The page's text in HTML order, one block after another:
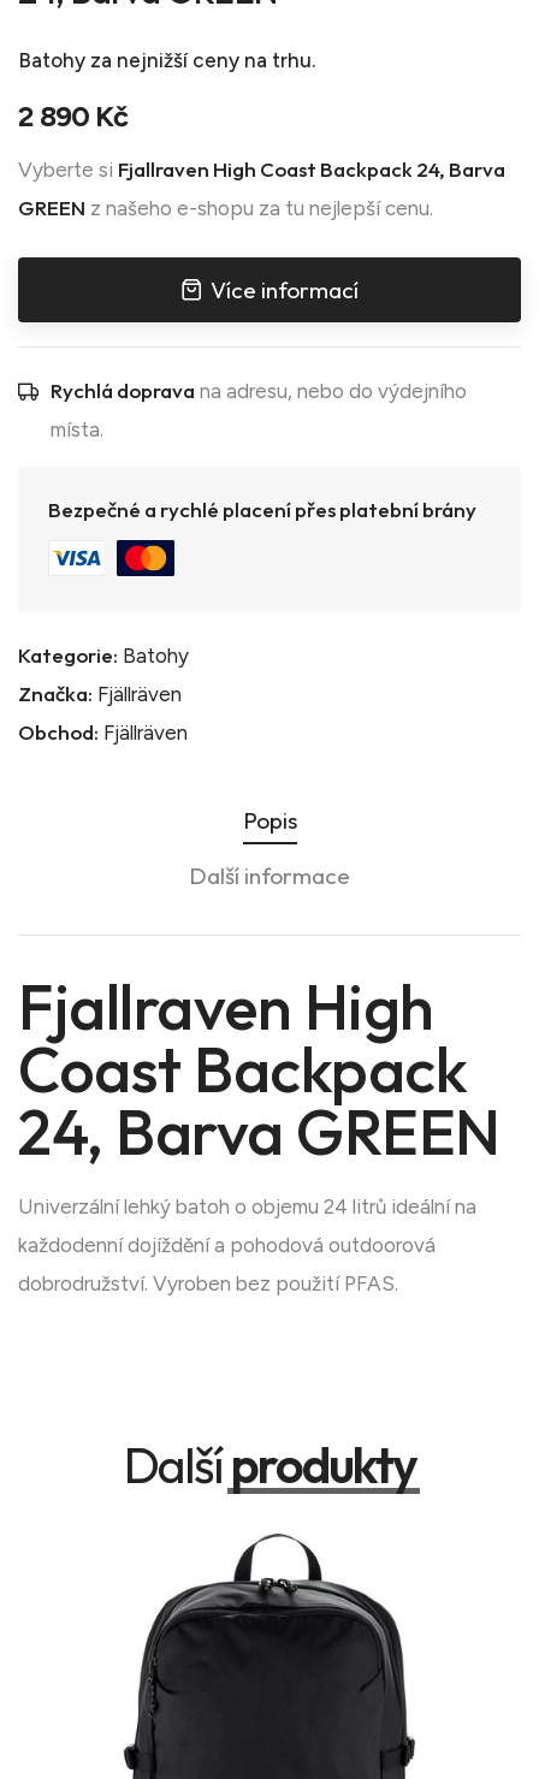
Batohy za nejnižší ceny na trhu.
2 890 Kč
Vyberte si Fjallraven High Coast Backpack 24, Barva
GREEN z našeho e-shopu za tu nejlepší cenu.
Více informací
Rychlá doprava na adresu, nebo do výdejního
místa.
Bezpečné a rychlé placení přes platební brány
Kategorie: Batohy
Značka: Fjällräven
Obchod: Fjällräven
Popis
Další informace
Fjallraven High
Coast Backpack
24, Barva GREEN
Univerzální lehký batoh o objemu 24 litrů ideální na
každodenní dojíždění a pohodová outdoorová
dobrodružství. Vyroben bez použití PFAS.
Dalšíprodukty